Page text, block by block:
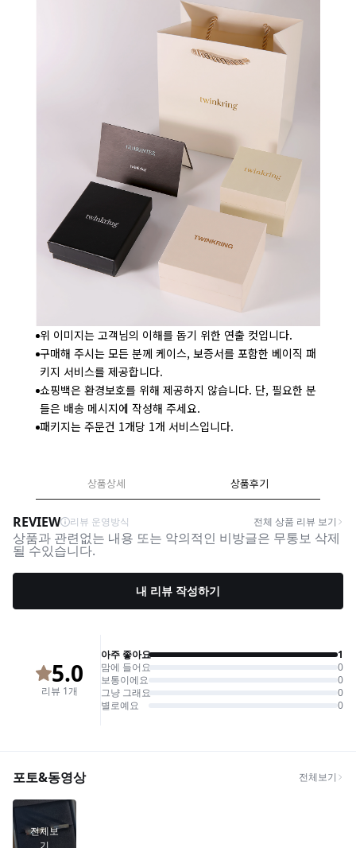
위 이미지는 고객님의 이해를 돕기 위한 연출 컷입니다.
구매해 주시는 모든 분께 케이스, 보증서를 포함한 베이직 패
키지 서비스를 제공합니다.
쇼핑백은 환경보호를 위해 제공하지 않습니다. 단, 필요한 분
들은 배송 메시지에 작성해 주세요.
패키지는 주문건 1개당 1개 서비스입니다.
상품상세 상품후기